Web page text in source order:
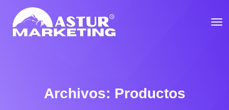
Archivos: Productos